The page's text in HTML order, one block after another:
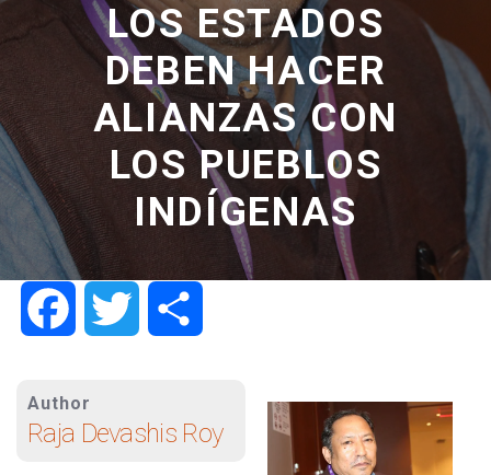
LOS ESTADOS
DEBEN HACER
ALIANZAS CON
LOS PUEBLOS
INDÍGENAS
FacebookTwitter
Author
Raja Devashis Roy